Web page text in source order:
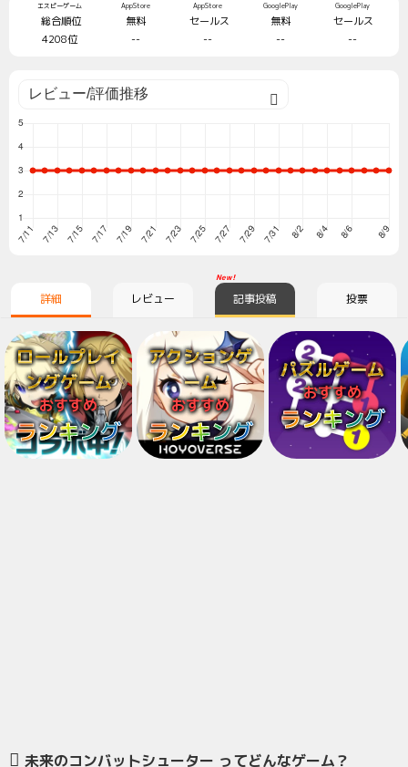
エスピーゲーム
総合順位
4208位
AppStore
無料
--
AppStore
セールス
--
GooglePlay
無料
--
GooglePlay
セールス
--
詳細 レビュー
New!
記事投稿 投票
ロールプレイ
ングゲーム
おすすめ
ランキング
アクションゲ
ーム
おすすめ
ランキング
パズルゲーム
おすすめ
ランキング
未来のコンバットシューター ってどんなゲーム？